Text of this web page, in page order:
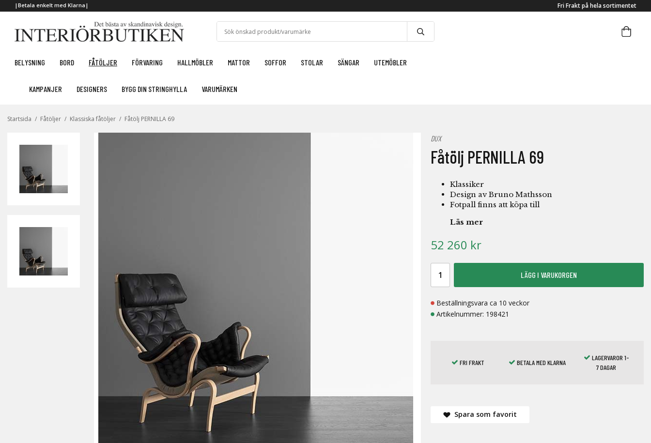
|Betala enkelt med Klarna| Fri Frakt på hela sortimentet
BELYSNING BORD FÅTÖLJER FÖRVARING HALLMÖBLER MATTOR SOFFOR STOLAR SÄNGAR UTEMÖBLER
KAMPANJER DESIGNERS BYGG DIN STRINGHYLLA VARUMÄRKEN
Startsida / Fåtöljer / Klassiska fåtöljer / Fåtölj PERNILLA 69
DUX
Fåtölj PERNILLA 69
Klassiker
Design av Bruno Mathsson
Fotpall finns att köpa till
Läs mer
52 260 kr
LÄGG I VARUKORGEN
Beställningsvara ca 10 veckor
Artikelnummer: 198421
FRI FRAKT BETALA MED KLARNA
LAGERVAROR 1-
7 DAGAR
Spara som favorit